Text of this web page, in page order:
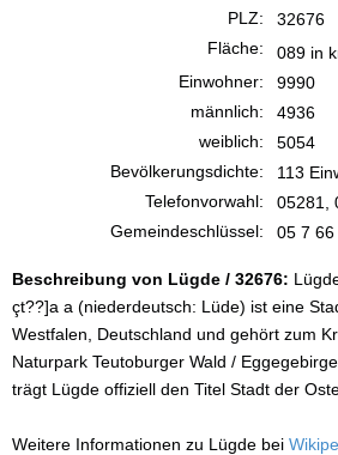
PLZ:
32676
Fläche:
089 in
Einwohner:
9990
männlich:
4936
weiblich:
5054
Bevölkerungsdichte:
113
Telefonvorwahl:
05281,
Gemeindeschlüssel:
05 7 66
Beschreibung von Lügde / 32676:
çt??]a a (niederdeutsch: Lüde) ist eine
Westfalen, Deutschland und gehört zum
Naturpark Teutoburger Wald /
trägt Lügde offiziell den Titel Stadt der
Weitere Informationen zu Lügde bei